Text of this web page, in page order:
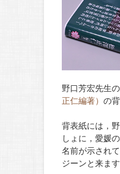
野口芳宏先生の
正仁編著） の
背表紙には，
しょに，愛媛
名前が示されて
ジーンと来ます